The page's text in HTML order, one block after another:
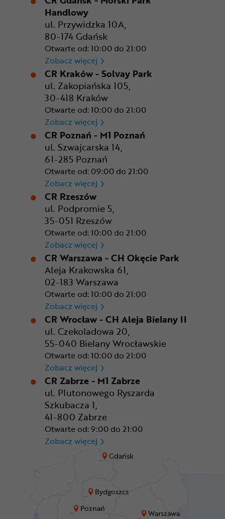
Bydgoszcz
Gdańsk
Poznań Warszawa
Handlowy
ul. Przywidzka 10A,
80-174 Gdańsk
Otwarte od: 10:00 do 21:00
Zobacz więcej CR Gdańsk - Morski Park
CR Kraków - Solvay Park
ul. Zakopiańska 105,
30-418 Kraków
Otwarte od: 10:00 do 21:00
Zobacz więcej CR Kraków - Solvay Park
CR Poznań - M1 Poznań
ul. Szwajcarska 14,
61-285 Poznań
Otwarte od: 09:00 do 21:00
Zobacz więcej CR Poznań - M1 Poznań
CR Rzeszów
ul. Podpromie 5,
35-051 Rzeszów
Otwarte od: 10:00 do 21:00
Zobacz więcej CR Rzeszów
CR Warszawa - CH Okęcie Park
Aleja Krakowska 61,
02-183 Warszawa
Otwarte od: 10:00 do 21:00
Zobacz więcej CR Warszawa - CH Okęcie
CR Wrocław - CH Aleja Bielany II
ul. Czekoladowa 20,
55-040 Bielany Wrocławskie
Otwarte od: 10:00 do 21:00
Zobacz więcej CR Wrocław - CH Aleja
CR Zabrze - M1 Zabrze
ul. Plutonowego Ryszarda
Szkubacza 1,
41-800 Zabrze
Otwarte od: 9:00 do 21:00
Zobacz więcej CR Zabrze - M1 Zabrze